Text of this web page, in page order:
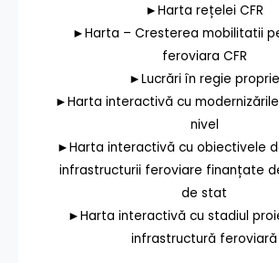
►Harta rețelei CFR
►Harta – Cresterea mobilitatii
feroviara CFR
►Lucrări în regie proprie
►Harta interactivă cu
nivel
►Harta interactivă cu obiectivele
infrastructurii feroviare finanțate
de stat
►Harta interactivă cu stadiul
infrastructură feroviară